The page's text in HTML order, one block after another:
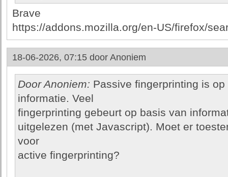
Brave
https://addons.mozilla.org/en-US/firefox/
18-06-2026, 07:15 door Anoniem
Door Anoniem: Passive fingerprinting is
informatie. Veel
fingerprinting gebeurt op basis van
uitgelezen (met Javascript). Moet er
voor
active fingerprinting?